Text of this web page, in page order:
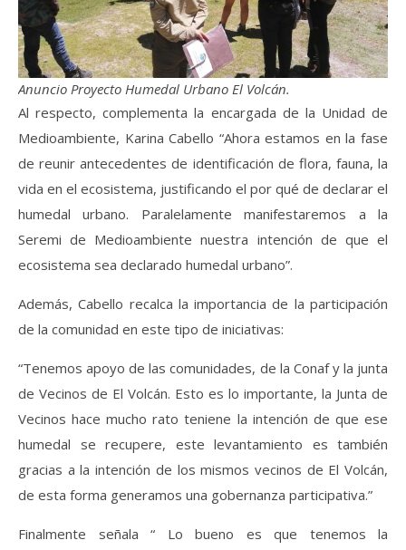
Anuncio Proyecto Humedal Urbano El Volcán.
Al respecto, complementa la encargada de la Unidad de
Medioambiente, Karina Cabello “Ahora estamos en la fase
de reunir antecedentes de identificación de flora, fauna, la
vida en el ecosistema, justificando el por qué de declarar el
humedal urbano. Paralelamente manifestaremos a la
Seremi de Medioambiente nuestra intención de que el
ecosistema sea declarado humedal urbano”.
Además, Cabello recalca la importancia de la participación
de la comunidad en este tipo de iniciativas:
“Tenemos apoyo de las comunidades, de la Conaf y la junta
de Vecinos de El Volcán. Esto es lo importante, la Junta de
Vecinos hace mucho rato teniene la intención de que ese
humedal se recupere, este levantamiento es también
gracias a la intención de los mismos vecinos de El Volcán,
de esta forma generamos una gobernanza participativa.”
Finalmente señala “ Lo bueno es que tenemos la